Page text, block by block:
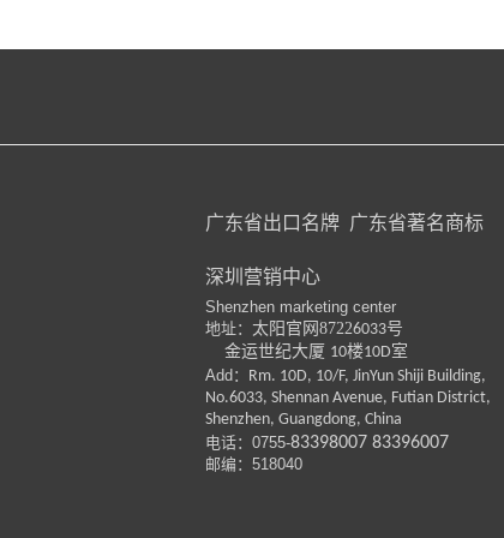
广东省出口名牌 广东省著名商标
深圳营销中心
Shenzhen marketing center
地址： 太阳官网87226033号
金运世纪大厦 10楼10D室
Add： Rm. 10D, 10/F, JinYun Shiji Building,
No.6033, Shennan Avenue, Futian District,
Shenzhen, Guangdong, China
电话： 0755-83398007 83396007
邮编：518040